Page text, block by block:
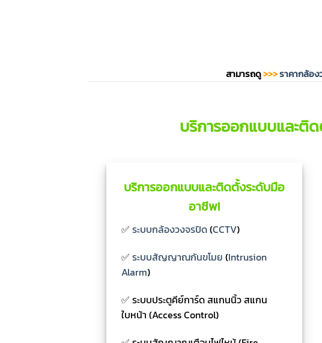
สามารถดู>>>ราคากล้อง
บริการออกแบบและติ
บริการออกแบบและติดตั้งระดับมือ
อาชีพ!
✅ ระบบกล้องวงจรปิด(CCTV)
✅ ระบบสัญญาณกันขโมย (Intrusion
Alarm)
✅ ระบบประตูคีย์การ์ด สแกนนิ้ว สแกน
ใบหน้า (Access Control)